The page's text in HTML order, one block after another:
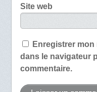
Site web
Enregistrer mon
dans le navigateur
commentaire.